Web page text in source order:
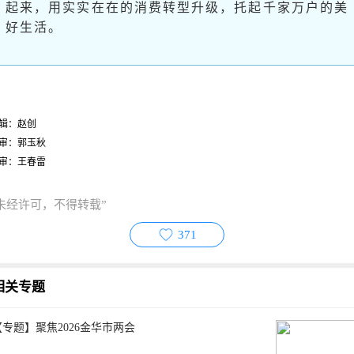
起来，用实实在在的消费转型升级，托起千家万户的美
好生活。
：赵创
：郭玉秋
：王春雷
经许可，不得转载”
371
关专题
专题】聚焦2026金华市两会